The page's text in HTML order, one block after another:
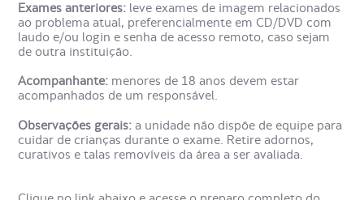
Enquanto isso, o médico utiliza um pequeno aparelho
(transdutor) e desliza este aparelho no local do corpo que
foi solicitado.
tempo real na tela para o médico
O médico pode aplicar um gel no local do corpo que
deseja avaliar, para permitir que o equipamento deslize
com maior facilidade. O exame é indolor e o paciente não
Exames anteriores: leve exames de imagem relacionados
ao problema atual, preferencialmente em CD/DVD com
laudo e/ou login e senha de acesso remoto, caso sejam
de outra instituição.
Acompanhante: menores de 18 anos devem estar
acompanhados de um responsável.
Observações gerais: a unidade não dispõe de equipe para
cuidar de crianças durante o exame. Retire adornos,
curativos e talas removíveis da área a ser avaliada.